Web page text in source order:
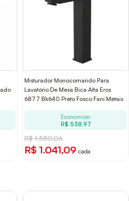
Misturador Monocomando Para
Lavatório De Mesa Bica Alta Eros
6877 Bk640 Preto Fosco Fani Metais
Economize:
R$ 538,97
R$ 1.580,06
R$ 1.041,09 cada